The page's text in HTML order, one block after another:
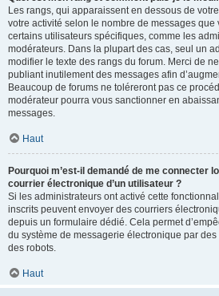
Les rangs, qui apparaissent en dessous de
votre activité selon le nombre de messages
certains utilisateurs spécifiques, comme les
modérateurs. Dans la plupart des cas, seul un
modifier le texte des rangs du forum. Merci de
publiant inutilement des messages afin
Beaucoup de forums ne toléreront pas ce
modérateur pourra vous sanctionner en
messages.
Haut
Pourquoi m’est-il demandé de me connecter
courrier électronique d’un utilisateur ?
Si les administrateurs ont activé cette
inscrits peuvent envoyer des courriers
depuis un formulaire dédié. Cela permet
du système de messagerie électronique par
des robots.
Haut